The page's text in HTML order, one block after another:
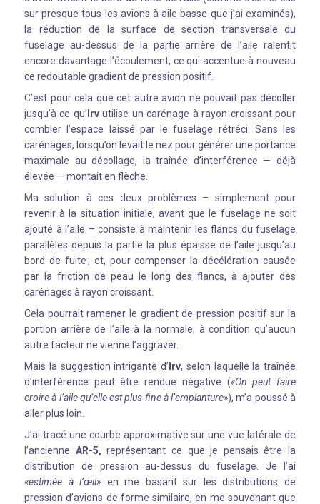
sur presque tous les avions à aile basse que j’ai examinés),
la réduction de la surface de section transversale du
fuselage au-dessus de la partie arrière de l’aile ralentit
encore davantage l’écoulement, ce qui accentue à nouveau
ce redoutable gradient de pression positif.
C’est pour cela que cet autre avion ne pouvait pas décoller
jusqu’à ce qu’Irvutilise un carénage à rayon croissant pour
combler l’espace laissé par le fuselage rétréci. Sans les
carénages, lorsqu’on levait le nez pour générer une portance
maximale au décollage, la traînée d’interférence — déjà
élevée — montait en flèche.
Ma solution à ces deux problèmes – simplement pour
revenir à la situation initiale, avant que le fuselage ne soit
ajouté à l’aile – consiste à maintenir les flancs du fuselage
parallèles depuis la partie la plus épaisse de l’aile jusqu’au
bord de fuite ; et, pour compenser la décélération causée
par la friction de peau le long des flancs, à ajouter des
carénages à rayon croissant.
Cela pourrait ramener le gradient de pression positif sur la
portion arrière de l’aile à la normale, à condition qu’aucun
autre facteur ne vienne l’aggraver.
Mais la suggestion intrigante d’Irv, selon laquelle la traînée
d’interférence peut être rendue négative («On peut faire
croire à l’aile qu’elle est plus fine à l’emplanture»), m’a poussé à
aller plus loin.
J’ai tracé une courbe approximative sur une vue latérale de
l’ancienne AR-5, représentant ce que je pensais être la
distribution de pression au-dessus du fuselage. Je l’ai
«estimée à l’œil» en me basant sur les distributions de
pression d’avions de forme similaire, en me souvenant que